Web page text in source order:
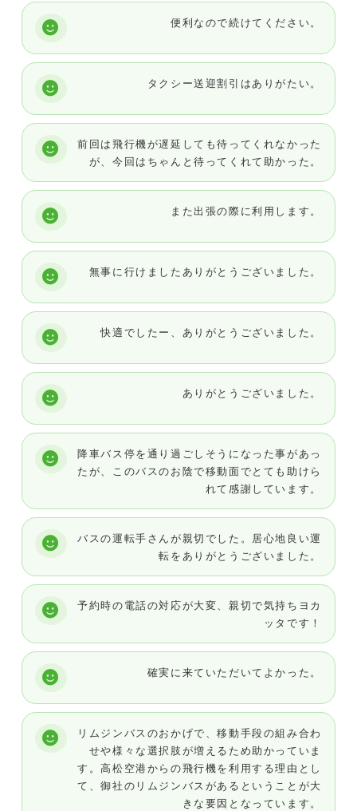
便利なので続けてください。
タクシー送迎割引はありがたい。
前回は飛行機が遅延しても待ってくれなかった
が、今回はちゃんと待ってくれて助かった。
また出張の際に利用します。
無事に行けましたありがとうございました。
快適でしたー、ありがとうございました。
ありがとうございました。
降車バス停を通り過ごしそうになった事があっ
たが、このバスのお陰で移動面でとても助けら
れて感謝しています。
バスの運転手さんが親切でした。居心地良い運
転をありがとうございました。
予約時の電話の対応が大変、親切で気持ちヨカ
ッタです！
確実に来ていただいてよかった。
リムジンバスのおかげで、移動手段の組み合わ
せや様々な選択肢が増えるため助かっていま
す。高松空港からの飛行機を利用する理由とし
て、御社のリムジンバスがあるということが大
きな要因となっています。